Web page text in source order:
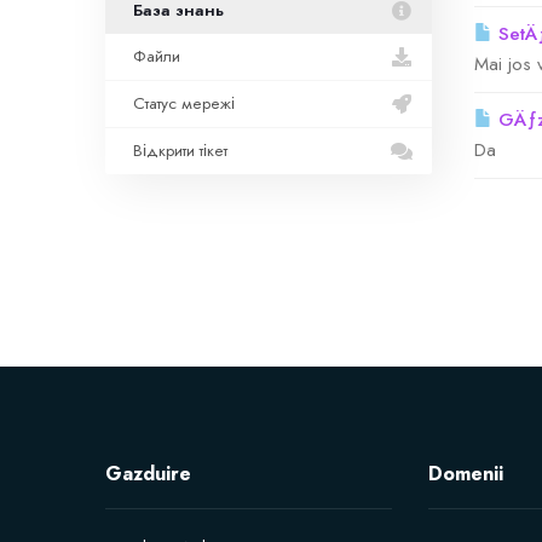
База знань
Файли
Статус мережі
Відкрити тікет
Mai jos
Da
Gazduire Domenii